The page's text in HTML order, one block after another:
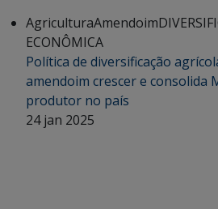
AgriculturaAmendoim
ECONÔMICA
Política de diversificação
amendoim crescer e consolida
produtor no país
24 jan 2025